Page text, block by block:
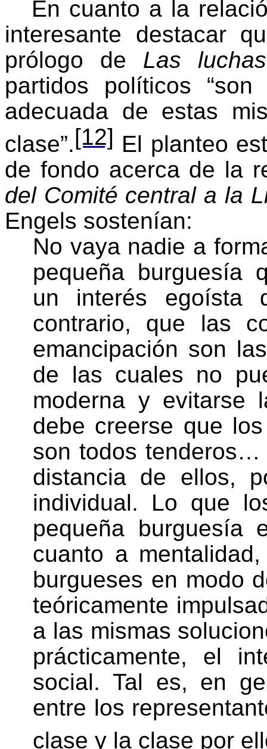
En cuanto a la
interesante destacar
prólogo de Las
partidos políticos
adecuada de estas
clase”.[12] El planteo
de fondo acerca de la
del Comité central a la
Engels sostenían:
No vaya nadie a
pequeña burguesía
un interés egoísta
contrario, que las
emancipación son
de las cuales no
moderna y evitarse
debe creerse que
son todos
distancia de ellos,
individual. Lo que
pequeña
cuanto a
burgueses en modo
teóricamente
a las mismas
prácticamente, el
social. Tal es, en
entre los
clase y la clase por